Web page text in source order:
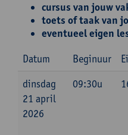
cursus van jouw
toets of taak van
eventueel eigen
Datum Beginuur
dinsdag
21 april
2026
09:30u